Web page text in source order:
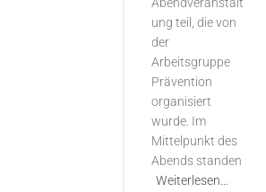
ung teil, die von
der
Arbeitsgruppe
Prävention
organisiert
wurde. Im
Mittelpunkt des
Abends standen
Weiterlesen…